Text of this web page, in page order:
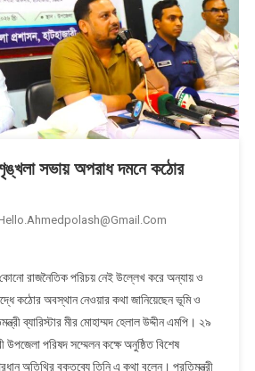
সভায় অপরাধ দমনে কঠোর
আইনশৃঙ্খলারাজনৈতিক পরিচয় নেই উল্লেখ করে অন্যায় ও
কঠোর অবস্থান নেওয়ার কথা জানিয়েছেন ভূমি ও
ব্যারিস্টার মীর মোহাম্মদ হেলাল উদ্দীন এমপি। ২৯
উপজেলা পরিষদ সম্মেলন কক্ষে অনুষ্ঠিত বিশেষ
অতিথির বক্তব্যে তিনি এ কথা বলেন। প্রতিমন্ত্রী